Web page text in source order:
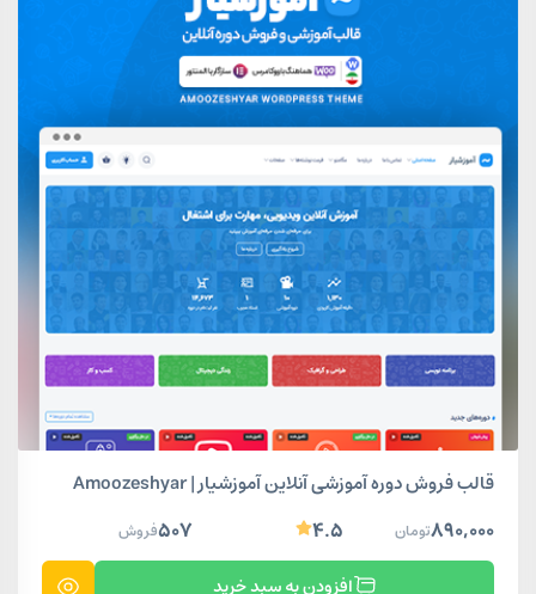
قالب فروش دوره آموزشی آنلاین آموزشیار | Amoozeshyar
۸۹۰,۰۰۰تومان ۴.۵ ۵۰۷فروش
افزودن به سبد خرید